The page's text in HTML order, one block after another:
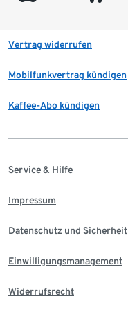
Vertrag widerrufen
Mobilfunkvertrag kündigen
Kaffee-Abo kündigen
Service & Hilfe
Impressum
Datenschutz und Sicherheit
Einwilligungsmanagement
Widerrufsrecht